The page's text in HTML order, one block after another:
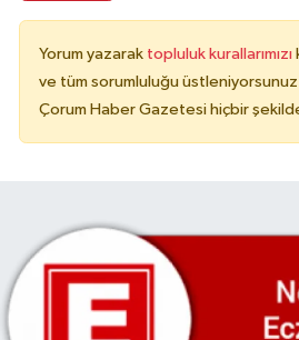
Yorum yazarak topluluk kurallarımızı
ve tüm sorumluluğu
Çorum Haber Gazetesi hiçbir